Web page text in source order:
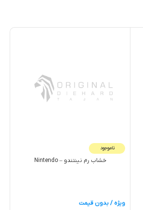
ناموجود
خشاب رم نینتندو – Nintendo
ویژه / بدون قیمت